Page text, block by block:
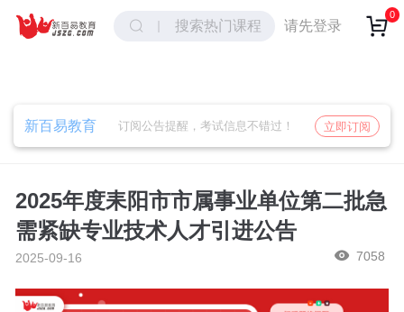
搜索热门课程 请先登录
0
取消
新百易教育 订阅公告提醒，考试信息不错过！ 立即订阅
2025年度耒阳市市属事业单位第二批急
需紧缺专业技术人才引进公告
2025-09-16 7058